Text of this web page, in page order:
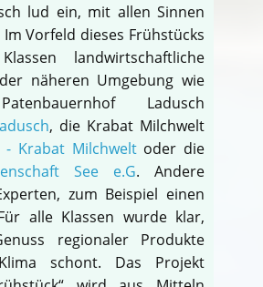
lud ein, mit allen Sinnen
Vorfeld dieses Frühstücks
landwirtschaftliche
näheren Umgebung wie
Ladusch
, die Krabat Milchwelt
- Krabat Milchweltoder die
See e.G. Andere
zum Beispiel einen
alle Klassen wurde klar,
regionaler Produkte
schont. Das Projekt